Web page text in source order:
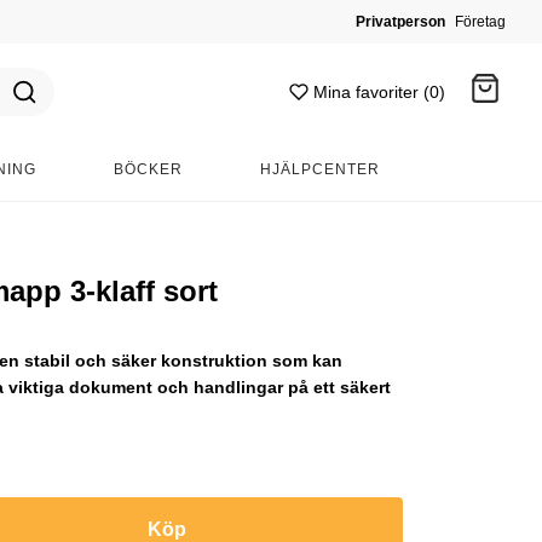
Privatperson Företag
Mina favoriter (0)
BÖCKER HJÄLPCENTER
3-klaff sort
stabil och säker konstruktion som kan
viktiga dokument och handlingar på ett säkert
Köp